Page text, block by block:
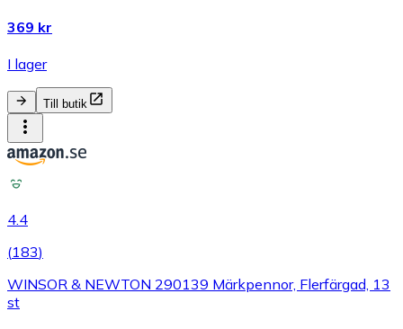
369 kr
I lager
Till butik
4.4
(183)
WINSOR & NEWTON 290139 Märkpennor, Flerfärgad, 13
st